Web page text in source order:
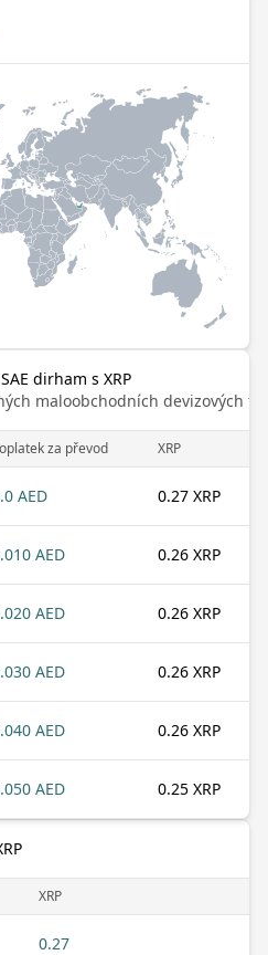
dirham s XRP
maloobchodních devizových
za převod XRP
AED 0.27 XRP
AED 0.26 XRP
AED 0.26 XRP
AED 0.26 XRP
AED 0.26 XRP
AED 0.25 XRP
XRP
0.27